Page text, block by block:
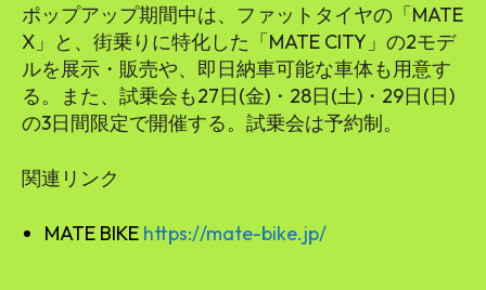
ポップアップ期間中は、ファットタイヤの「MATE
X」と、街乗りに特化した「MATE CITY」の2モデ
ルを展示・販売や、即日納車可能な車体も用意す
る。また、試乗会も27日(金)・28日(土)・29日(日)
の3日間限定で開催する。試乗会は予約制。
関連リンク
MATE BIKE https://mate-bike.jp/